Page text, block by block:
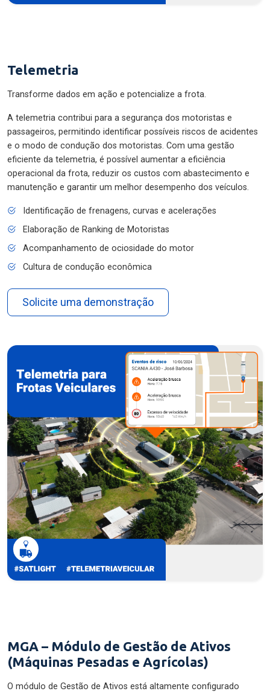
Telemetria
Transforme dados em ação e potencialize a frota.
A telemetria contribui para a segurança dos motoristas e
passageiros, permitindo identificar possíveis riscos de acidentes
e o modo de condução dos motoristas. Com uma gestão
eficiente da telemetria, é possível aumentar a eficiência
operacional da frota, reduzir os custos com abastecimento e
manutenção e garantir um melhor desempenho dos veículos.
Identificação de frenagens, curvas e acelerações
Elaboração de Ranking de Motoristas
Acompanhamento de ociosidade do motor
Cultura de condução econômica
Solicite uma demonstração
MGA – Módulo de Gestão de Ativos
(Máquinas Pesadas e Agrícolas)
O módulo de Gestão de Ativos está altamente configurado